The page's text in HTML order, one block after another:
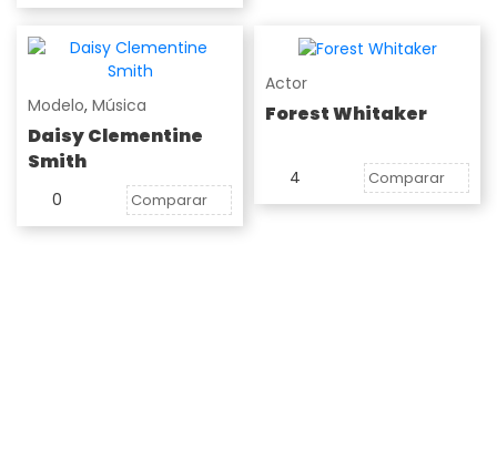
Modelo, Música
Daisy Clementine
Smith
0 Comparar
Actor
Forest Whitaker
4 Comparar